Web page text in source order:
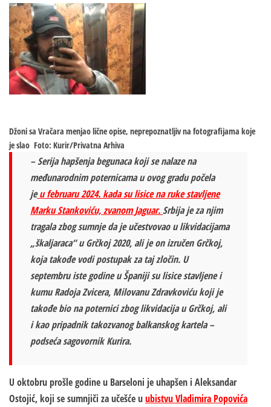
Džoni sa Vračara menjao lične opise, neprepoznatljiv na fotografijama koje
je slao Foto: Kurir/Privatna Arhiva
– Serija hapšenja begunaca koji se nalaze na
međunarodnim poternicama u ovog gradu počela
jeu februaru 2024. kada su lisice na ruke stavljene
Marku Stankoviću, zvanom Jaguar.Srbija je za njim
tragala zbog sumnje da je učestvovao u likvidacijama
„škaljaraca“ u Grčkoj 2020, ali je on izručen Grčkoj,
koja takođe vodi postupak za taj zločin. U
septembru iste godine u Španiji su lisice stavljene i
kumu Radoja Zvicera, Milovanu Zdravkoviću koji je
takođe bio na poternici zbog likvidacija u Grčkoj, ali
i kao pripadnik takozvanog balkanskog kartela –
podseća sagovornik Kurira.
U oktobru prošle godine u Barseloni je uhapšen i Aleksandar
Ostojić, koji se sumnjiči za učešće uubistvu Vladimira Popovića